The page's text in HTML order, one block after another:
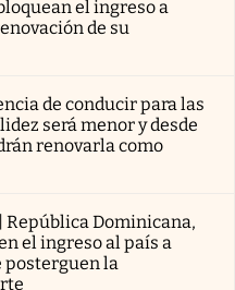
el ingreso a
de su
de conducir para las
será menor y desde
renovarla como
República Dominicana,
el ingreso al país a
posterguen la